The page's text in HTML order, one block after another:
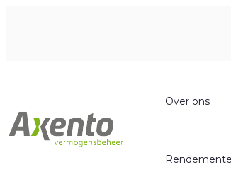
start
the
Over ons